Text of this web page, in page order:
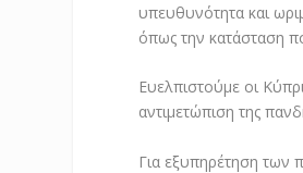
υπευθυνότητα και
όπως την κατάσταση
Ευελπιστούμε οι
αντιμετώπιση της
Για εξυπηρέτηση των